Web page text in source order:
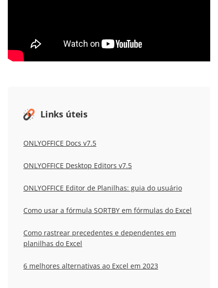
Links úteis
ONLYOFFICE Docs v7.5
ONLYOFFICE Desktop Editors v7.5
ONLYOFFICE Editor de Planilhas: guia do usuário
Como usar a fórmula SORTBY em fórmulas do Excel
Como rastrear precedentes e dependentes em
planilhas do Excel
6 melhores alternativas ao Excel em 2023